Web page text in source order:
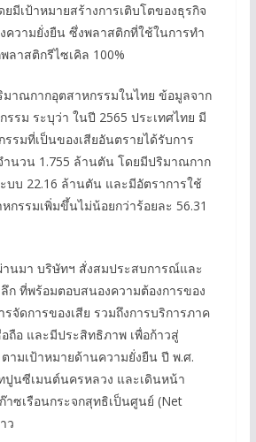
มีเป้าหมายสร้างการเติบโตของธุรกิจ
ความยั่งยืน ซึ่งพลาสติกที่ใช้ในการทำ
ลาสติกรีไซเคิล 100%
าณกากอุตสาหกรรมในไทย ข้อมูลจาก
รรม ระบุว่า ในปี 2565 ประเทศไทย มี
รมที่เป็นของเสียอันตรายได้รับการ
ำนวน 1.755 ล้านตัน โดยมีปริมาณกาก
บบ 22.16 ล้านตัน และมีอัตราการใช้
กรรมเพิ่มขึ้นไม่น้อยกว่าร้อยละ 56.31
านมา บริษัทฯ สั่งสมประสบการณ์และ
ก ที่พร้อมตอบสนองความต้องการของ
จัดการของเสีย รวมถึงการบริการภาค
ถือ และมีประสิทธิภาพ เพื่อก้าวสู่
ามเป้าหมายด้านความยั่งยืน ปี พ.ศ.
ปูนซีเมนต์นครหลวง และเดินหน้า
ซเรือนกระจกสุทธิเป็นศูนย์ (Net
ว